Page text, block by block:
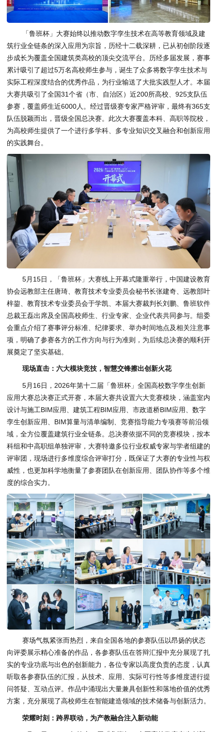
「鲁班杯」大赛始终以推动数字孪生技术在高等教育领域及建
筑行业全链条的深入应用为宗旨，历经十二载深耕，已从初创阶段逐
步成长为覆盖全国建筑类高校的顶尖交流平台。历经多届发展，赛事
累计吸引了超过5万名高校师生参与，诞生了众多将数字孪生技术与
实际工程深度结合的优秀作品，为行业输送了大批实践型人才。本届
大赛共吸引了全国31个省（市、自治区）近200所高校、925支队伍
参赛，覆盖师生近6000人。经过晋级赛专家严格评审，最终有365支
队伍脱颖而出，晋级全国总决赛。此次大赛覆盖本科、高职等院校，
为高校师生提供了一个进行多学科、多专业知识交叉融合和创新应用
的实践舞台。
5月15日，「鲁班杯」大赛线上开幕式隆重举行，中国建设教育
协会远教部主任唐琦、教育技术专业委员会秘书长张建奇、远教部叶
梓鋆、教育技术专业委员会于学凯、本届大赛裁判长刘鹏、鲁班软件
总裁王磊出席及全国高校师生、行业专家、企业代表共同参与。组委
会重点介绍了赛事评分标准、纪律要求、举办时间地点及相关注意事
项，明确了参赛各方的工作方向与行为准则，为后续总决赛的顺利开
展奠定了坚实基础。
现场直击：六大模块竞技，智慧交锋擦出创新火花
5月16日，2026年第十二届「鲁班杯」全国高校数字孪生创新
应用大赛总决赛正式开赛，本届大赛共设置六大竞赛模块，涵盖室内
设计与施工BIM应用、建筑工程BIM应用、市政道桥BIM应用、数字
孪生创新应用、BIM算量与清单编制、竞赛指导能力专项赛等前沿领
域，全方位覆盖建筑行业全链条。总决赛依据不同的竞赛模块，按本
科组和中高职组单独评审，大赛特邀多位行业权威专家与学者组建的
评审团，现场进行多维度综合评审打分，既保证了大赛的专业性与权
威性，也更加科学地衡量了参赛团队在创新应用、团队协作等多个维
度的综合实力。
赛场气氛紧张而热烈，来自全国各地的参赛队伍以昂扬的状态
向评委展示精心准备的作品，各参赛队伍在答辩汇报中充分展现了扎
实的专业功底与出色的创新能力，各位专家以高度负责的态度，认真
听取各参赛队伍的汇报，从技术、应用、实际可行性等多维度进行提
问答疑、互动点评。作品中涌现出大量兼具创新性和落地价值的优秀
方案，充分展现了高校师生在智能建造领域的技术储备与创新活力。
荣耀时刻：跨界联动，为产教融合注入新动能